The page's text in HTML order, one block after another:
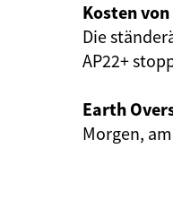
Kosten
Die
AP22+
Earth
Morgen,